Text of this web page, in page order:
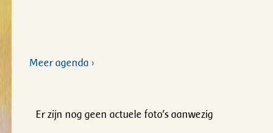
Meeragenda ›
Er zijn nog geen actuele foto's aanwezig